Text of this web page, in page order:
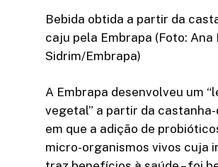
Bebida obtida a partir da
caju pela Embrapa (Foto: Ana
Sidrim/Embrapa)
A Embrapa desenvolveu um
vegetal” a partir da
em que a adição de
micro-organismos vivos cuja